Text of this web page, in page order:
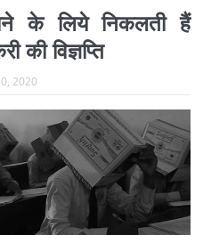
के लिये निकलती हैं
की विज्ञप्ति
2020